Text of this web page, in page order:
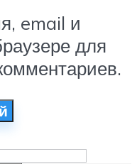
email и
для